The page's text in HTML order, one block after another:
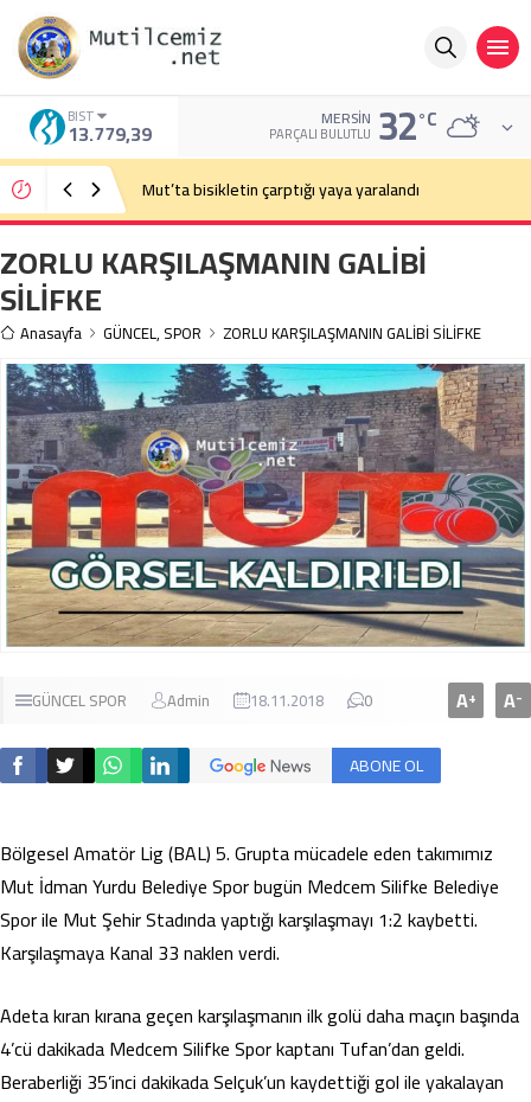
BIST
13.779,39 MERSIN
PARÇALI BULUTLU 32°C
Mut’ta bisikletin çarptığı yaya yaralandı
ZORLU KARŞILAŞMANIN GALİBİ
SİLİFKE
Anasayfa GÜNCEL, SPOR ZORLU KARŞILAŞMANIN GALİBİ SİLİFKE
GÜNCELSPOR Admin 18.11.2018 0 A+ A-
ABONE OL
Bölgesel Amatör Lig (BAL) 5. Grupta mücadele eden takımımız
Mut İdman Yurdu Belediye Spor bugün Medcem Silifke Belediye
Spor ile Mut Şehir Stadında yaptığı karşılaşmayı 1:2 kaybetti.
Karşılaşmaya Kanal 33 naklen verdi.
Adeta kıran kırana geçen karşılaşmanın ilk golü daha maçın başında
4’cü dakikada Medcem Silifke Spor kaptanı Tufan’dan geldi.
Beraberliği 35’inci dakikada Selçuk’un kaydettiği gol ile yakalayan